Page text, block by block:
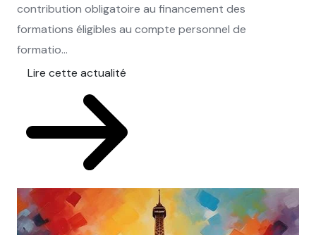
contribution obligatoire au financement des
formations éligibles au compte personnel de
formatio...
Lire cette actualité